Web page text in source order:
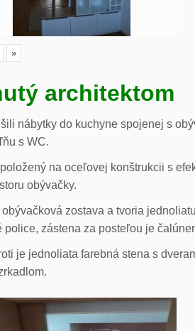
»
architektom
nábytky do kuchyne spojenej s
s WC.
na oceľovej konštrukcii s
obývačky.
zostava a tvoria
zástena za posteľou je
je jednoliata farebná stena s